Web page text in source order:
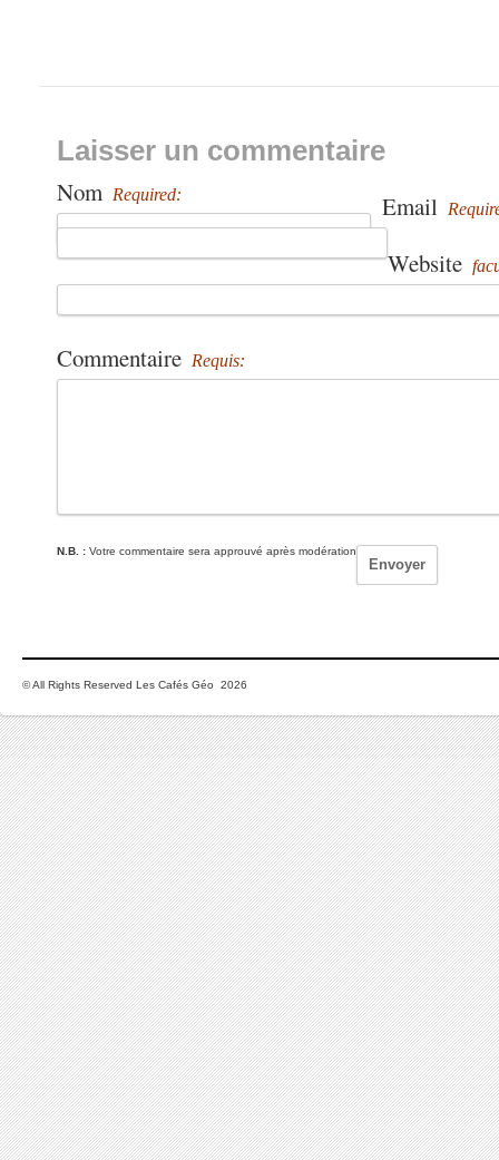
Laisser un commentaire
Nom Required: Email
Website
Commentaire Requis:
N.B. : Votre commentaire sera approuvé après modération
© All Rights Reserved Les Cafés Géo 2026